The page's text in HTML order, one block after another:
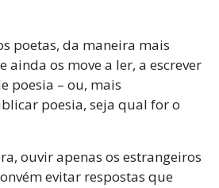
poetas, da maneira mais
ainda os move a ler, a escrever
poesia – ou, mais
poesia, seja qual for o
ouvir apenas os estrangeiros
evitar respostas que